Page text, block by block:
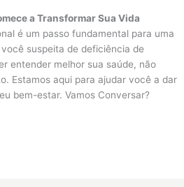
a Transformar Sua Vida
é um passo fundamental para uma
suspeita de deficiência de
entender melhor sua saúde, não
Estamos aqui para ajudar você a dar
bem-estar. Vamos Conversar?